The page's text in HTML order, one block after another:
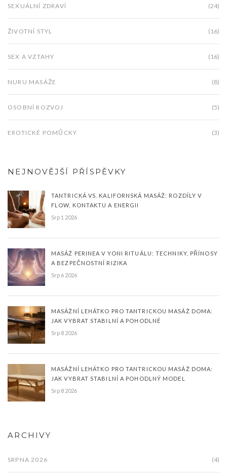
SEXUÁLNÍ ZDRAVÍ (24)
ŽIVOTNÍ STYL (16)
SEX A VZTAHY (16)
NURU MASÁŽE (8)
OSOBNÍ ROZVOJ (5)
EROTICKÉ POMŮCKY (3)
NEJNOVĚJŠÍ PŘÍSPĚVKY
TANTRICKÁ VS. KALIFORNSKÁ MASÁŽ: ROZDÍLY V
FLOW, KONTAKTU A ENERGII
Srp 1 2026
MASÁŽ PERINEA V YONI RITUÁLU: TECHNIKY, PŘÍNOSY
A BEZPEČNOSTNÍ RIZIKA
Srp 6 2026
MASÁŽNÍ LEHÁTKO PRO TANTRICKOU MASÁŽ DOMA:
JAK VYBRAT STABILNÍ A POHODLNÉ
Srp 8 2026
MASÁŽNÍ LEHÁTKO PRO TANTRICKOU MASÁŽ DOMA:
JAK VYBRAT STABILNÍ A POHODLNÝ MODEL
Srp 8 2026
ARCHIVY
SRPNA 2026 (4)